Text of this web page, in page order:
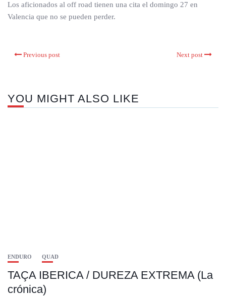
Los aficionados al off road tienen una cita el domingo 27 en
Valencia que no se pueden perder.
Previous post Next post
YOU MIGHT ALSO LIKE
ENDURO QUAD
TAÇA IBERICA / DUREZA EXTREMA (La
crónica)